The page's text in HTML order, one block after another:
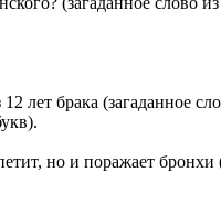
лет брака (загаданное
но и поражает бронхи